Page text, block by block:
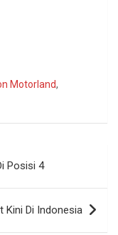
Motorland,
Posisi 4
Kini Di Indonesia